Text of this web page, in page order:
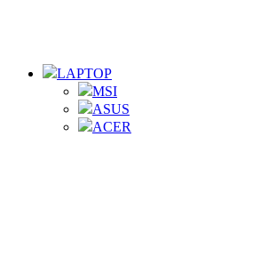
LAPTOP
MSI
ASUS
ACER